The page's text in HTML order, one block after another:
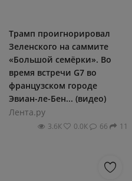
Трамп проигнорировал
Зеленского на саммите
«Большой семёрки». Во
время встречи G7 во
французском городе
Эвиан-ле-Бен... (видео)
Лента.ру
3.6К 0.0К 66 11